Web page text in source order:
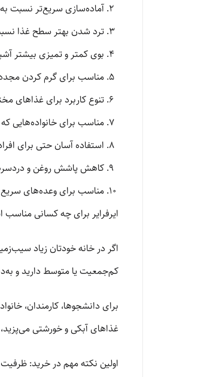
آماده‌سازی سریع‌تر نسبت
ترد شدن بهتر سطح غذا
بوی کمتر و تمیزی بیشتر
مناسب برای گرم کردن
تنوع کاربرد برای غذاهای
مناسب برای خانواده‌هایی
استفاده آسان حتی برای
کاهش پاشش روغن و
مناسب برای وعده‌های سریع
ایرفرایر برای چه کسانی
اگر در خانه خودتان زیاد
کم‌جمعیت یا متوسط دارید و
برای دانشجوها، کارمندان،
غذاهای آبکی و خورشتی می‌پزید،
اولین نکته مهم در خرید: